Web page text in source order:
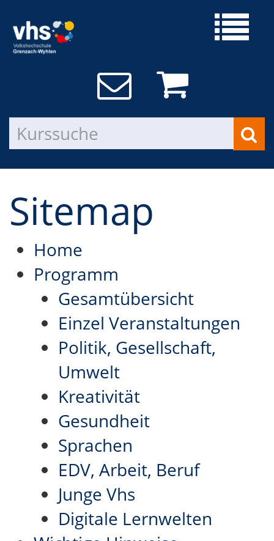
Sitemap
Home
Programm
Gesamtübersicht
Einzel Veranstaltungen
Politik, Gesellschaft,
Umwelt
Kreativität
Gesundheit
Sprachen
EDV, Arbeit, Beruf
Junge Vhs
Digitale Lernwelten